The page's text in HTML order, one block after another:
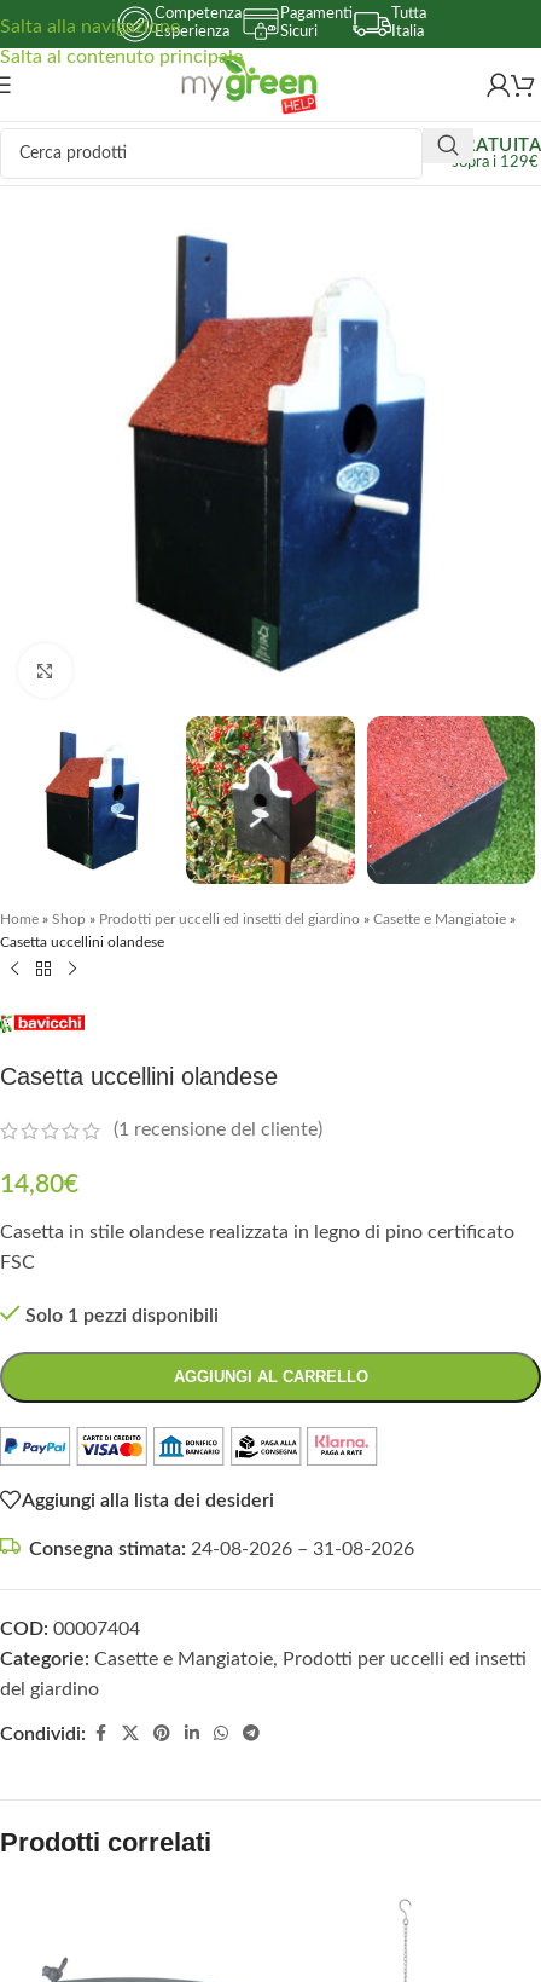
Salta alla navigazione
Salta al contenuto principale
Competenza
Esperienza
Pagamenti
Sicuri
Tutta
Italia
GRATUITA
sopra i 129€
Home » Shop » Prodotti per uccelli ed insetti del giardino » Casette e Mangiatoie »
Casetta uccellini olandese
Casetta uccellini olandese
(1 recensione del cliente)
14,80€
Casetta in stile olandese realizzata in legno di pino certificato
FSC
Solo 1 pezzi disponibili
AGGIUNGI AL CARRELLO
Aggiungi alla lista dei desideri
Consegna stimata: 24-08-2026 – 31-08-2026
COD: 00007404
Categorie: Casette e Mangiatoie, Prodotti per uccelli ed insetti
del giardino
Condividi:
Prodotti correlati